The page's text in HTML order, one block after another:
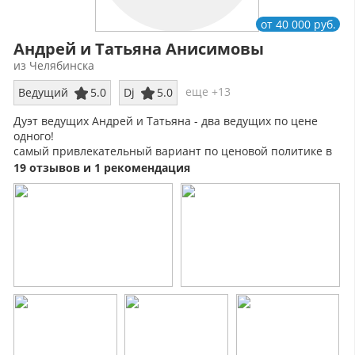
Андрей и Татьяна Анисимовы
от 40 000 руб.
из Челябинска
Ведущий
5.0 Dj 5.0
еще +13
Дуэт ведущих Андрей и Татьяна - два ведущих по цене
одного!
самый привлекательный вариант по ценовой политике в
регионе!
19 отзывов и 1 рекомендация